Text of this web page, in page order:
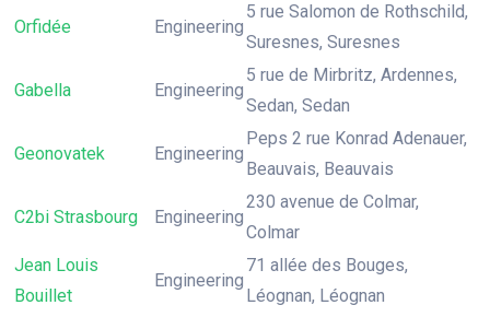
Orfidée Engineering
5 rue Salomon de Rothschild,
Suresnes, Suresnes
Gabella Engineering
5 rue de Mirbritz, Ardennes,
Sedan, Sedan
Geonovatek Engineering
Peps 2 rue Konrad Adenauer,
Beauvais, Beauvais
C2bi Strasbourg Engineering
230 avenue de Colmar,
Colmar
Jean Louis
Bouillet
Engineering
71 allée des Bouges,
Léognan, Léognan